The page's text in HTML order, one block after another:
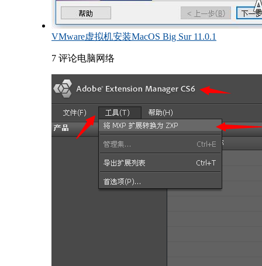
VMware虚拟机安装MacOS Big Sur 11.0.1
7 评论电脑网络